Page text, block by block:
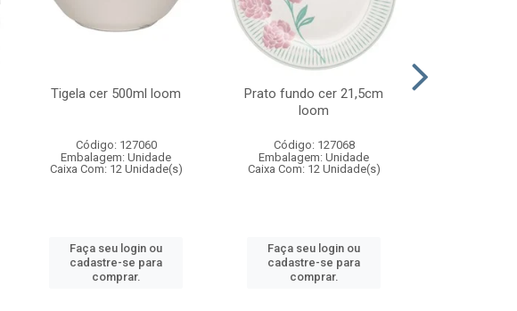
Tigela cer 500ml loom
Código: 127060
Embalagem: Unidade
Caixa Com: 12 Unidade(s)
Faça seu login ou
cadastre-se para
comprar.
Prato fundo cer 21,5cm
loom
Código: 127068
Embalagem: Unidade
Caixa Com: 12 Unidade(s)
Faça seu login ou
cadastre-se para
comprar.